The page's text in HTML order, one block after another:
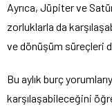
Ayrıca, Jüpiter ve
zorluklarla da
ve dönüşüm süreçleri
Bu aylık burç
karşılaşabileceğini